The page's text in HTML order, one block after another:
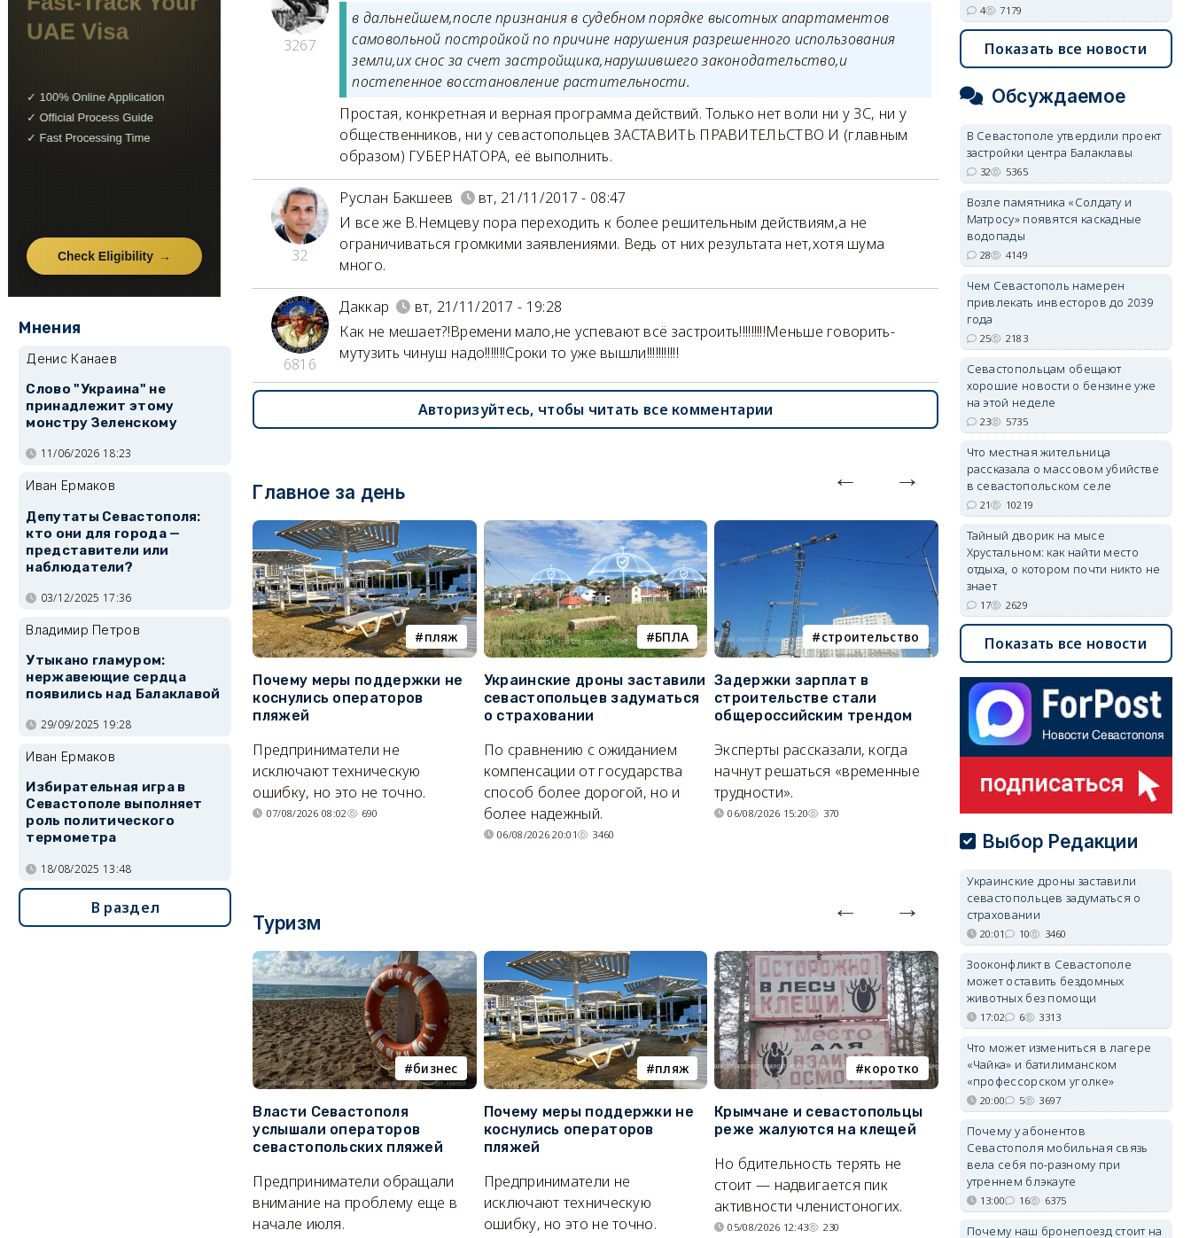
3267
в дальнейшем,после признания в судебном порядке высотных апартаментов
самовольной постройкой по причине нарушения разрешенного использования
земли,их снос за счет застройщика,нарушившего законодательство,и
постепенное восстановление растительности.
Простая, конкретная и верная программа действий. Только нет воли ни у ЗС, ни у
общественников, ни у севастопольцев ЗАСТАВИТЬ ПРАВИТЕЛЬСТВО И (главным
образом) ГУБЕРНАТОРА, её выполнить.
32
Руслан Бакшеев
вт, 21/11/2017 - 08:47
И все же В.Немцеву пора переходить к более решительным действиям,а не
ограничиваться громкими заявлениями. Ведь от них результата нет,хотя шума
много.
6816
Даккар
вт, 21/11/2017 - 19:28
Как не мешает?!Времени мало,не успевают всё застроить!!!!!!!!!Меньше говорить-
мутузить чинуш надо!!!!!!!Сроки то уже вышли!!!!!!!!!!!
Авторизуйтесь, чтобы читать все комментарии
Главное за день
пляж
Почему меры поддержки не
коснулись операторов
пляжей
Предприниматели не
исключают техническую
ошибку, но это не точно.
07/08/2026 08:02 690
БПЛА
Украинские дроны заставили
севастопольцев задуматься
о страховании
По сравнению с ожиданием
компенсации от государства
способ более дорогой, но и
более надежный.
06/08/2026 20:01 3460
строительство
Задержки зарплат в
строительстве стали
общероссийским трендом
Эксперты рассказали, когда
начнут решаться «временные
трудности».
06/08/2026 15:20 370
фотореп
Тайный дворик на мысе
Хрустальном: как найти
место отдыха, о котором
почти никто не знает
Под стенами Галереи искусств
прячутся руины храма,
гравийный сад и семейные
качели.
06/08/2026 15:00 2629
Туризм
бизнес
Власти Севастополя
услышали операторов
севастопольских пляжей
Предприниматели обращали
внимание на проблему еще в
начале июля.
пляж
Почему меры поддержки не
коснулись операторов
пляжей
Предприниматели не
исключают техническую
ошибку, но это не точно.
коротко
Крымчане и севастопольцы
реже жалуются на клещей
Но бдительность терять не
стоит — надвигается пик
активности членистоногих.
05/08/2026 12:43 230
Балаклава
В Севастополе утвердили
проект застройки центра
Балаклавы
Там появится туристический
квартал с отелями и
парковками.
Мнения
Денис Канаев
Слово "Украина" не
принадлежит этому
монстру Зеленскому
11/06/2026 18:23
Иван Ермаков
Депутаты Севастополя:
кто они для города —
представители или
наблюдатели?
03/12/2025 17:36
Владимир Петров
Утыкано гламуром:
нержавеющие сердца
появились над Балаклавой
29/09/2025 19:28
Иван Ермаков
Избирательная игра в
Севастополе выполняет
роль политического
термометра
18/08/2025 13:48
В раздел
4 7179
Показать все новости
Обсуждаемое
В Севастополе утвердили проект
застройки центра Балаклавы
32 5365
Возле памятника «Солдату и
Матросу» появятся каскадные
водопады
28 4149
Чем Севастополь намерен
привлекать инвесторов до 2039
года
25 2183
Севастопольцам обещают
хорошие новости о бензине уже
на этой неделе
23 5735
Что местная жительница
рассказала о массовом убийстве
в севастопольском селе
21 10219
Тайный дворик на мысе
Хрустальном: как найти место
отдыха, о котором почти никто не
знает
17 2629
Показать все новости
Выбор Редакции
Украинские дроны заставили
севастопольцев задуматься о
страховании
20:01 10 3460
Зооконфликт в Севастополе
может оставить бездомных
животных без помощи
17:02 6 3313
Что может измениться в лагере
«Чайка» и батилиманском
«профессорском уголке»
20:00 5 3697
Почему у абонентов
Севастополя мобильная связь
вела себя по-разному при
утреннем блэкауте
13:00 16 6375
Почему наш бронепоезд стоит на